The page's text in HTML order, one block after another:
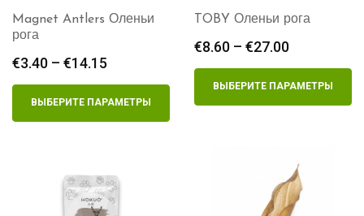
Magnet Antlers Оленьи
рога
€3.40 – €14.15
цен:
€3.40
–
ВЫБЕРИТЕ ПАРАМЕТРЫ
TOBY Оленьи рога
€8.60 – €27.00
цен:
€8.60
–
ВЫБЕРИТЕ ПАРАМЕТРЫ